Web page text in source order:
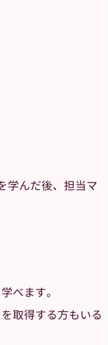
学んだ後、担当マ
べます。
取得する方もいる